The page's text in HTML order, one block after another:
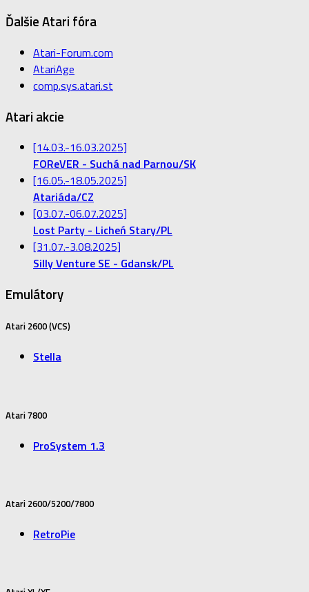
Ďalšie Atari fóra
Atari-Forum.com
AtariAge
comp.sys.atari.st
Atari akcie
[14.03.-16.03.2025]
FOReVER - Suchá nad Parnou/SK
[16.05.-18.05.2025]
Atariáda/CZ
[03.07.-06.07.2025]
Lost Party - Licheń Stary/PL
[31.07.-3.08.2025]
Silly Venture SE - Gdansk/PL
Emulátory
Atari 2600 (VCS)
Stella
Atari 7800
ProSystem 1.3
Atari 2600/5200/7800
RetroPie